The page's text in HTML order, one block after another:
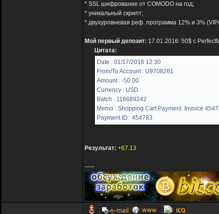
* SSL шифрование от COMODO на год;
* уникальный скрипт;
* двухуровневая реф. программа 12% и 3%
Мой первый депозит: 17.01.2016: 50$ с
Цитата:
Date : 01/17/2016 12:30
From/To Account : U9708261
Amount : -50.00
Currency : USD
Batch : 116689242
Memo : Shopping Cart Payment. Invoice
Payment ID : 454783
Результат: +67.13
-----